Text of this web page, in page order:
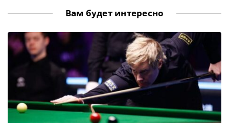
Вам будет интересно